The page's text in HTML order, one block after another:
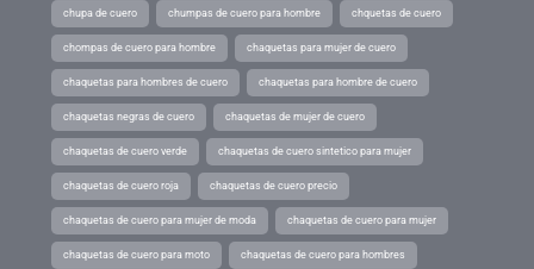
chupa de cuero chumpas de cuero para hombre chquetas de cuero
chompas de cuero para hombre chaquetas para mujer de cuero
chaquetas para hombres de cuero chaquetas para hombre de cuero
chaquetas negras de cuero chaquetas de mujer de cuero
chaquetas de cuero verde chaquetas de cuero sintetico para mujer
chaquetas de cuero roja chaquetas de cuero precio
chaquetas de cuero para mujer de moda chaquetas de cuero para mujer
chaquetas de cuero para moto chaquetas de cuero para hombres